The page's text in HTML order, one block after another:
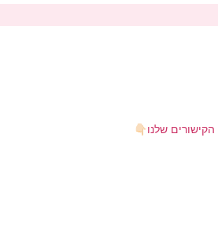
הקישורים שלנו👇🏻